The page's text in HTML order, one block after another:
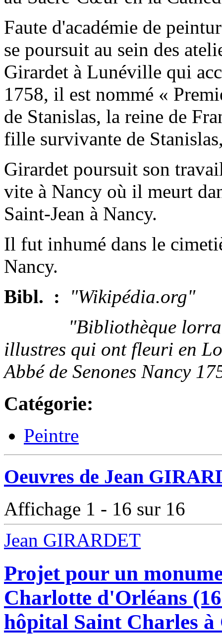
Faute d'académie de
se poursuit au sein des
Girardet à Lunéville qui
1758, il est nommé «
de Stanislas, la reine de
fille survivante de
Girardet poursuit son
vite à Nancy où il meurt
Saint-Jean à Nancy.
Il fut inhumé dans le
Nancy.
Bibl. :
"Wikipédia.org"
"Bibliothèque lorraine
illustres qui ont fleuri en
Abbé de Senones Nancy
Catégorie:
Peintre
Oeuvres de Jean
Affichage 1 - 16 sur 16
Jean GIRARDET
Projet pour un
Charlotte d'Orléans
hôpital Saint Charles à